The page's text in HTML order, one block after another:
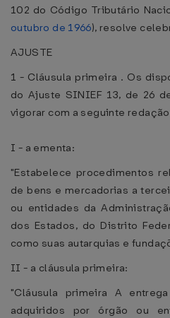
102 do Código Tributário
outubro de 1966), resolve
AJUSTE
1 - Cláusula primeira . Os
do Ajuste SINIEF 13, de 26
vigorar com a seguinte
I - a ementa:
"Estabelece procedimentos
de bens e mercadorias a
ou entidades da
dos Estados, do Distrito
como suas autarquias e
II - a cláusula primeira:
"Cláusula primeira A
adquiridos por órgão ou